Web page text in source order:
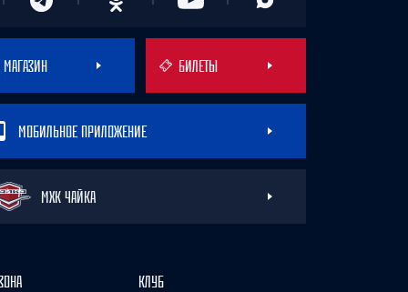
МАГАЗИН БИЛЕТЫ
МОБИЛЬНОЕ ПРИЛОЖЕНИЕ
МХК ЧАЙКА
КЛУБ